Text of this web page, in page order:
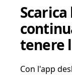
tenere
Con l'app